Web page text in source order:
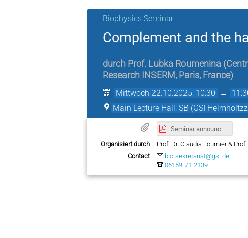
Biophysics Seminar
Complement and the
durch Prof. Lubka Roumenina (
Research INSERM, Paris, France)
Mittwoch 22.10.2025, 10:30 →
Main Lecture Hall, SB (GSI
Seminar announcement_Prof. Dr. Lubka Roumenina_22.10.2025.pdf
Organisiert durch
Prof. Dr. Claudia Fournier &
Contact
bio-sekretariat@gsi.de
06159-71-2139